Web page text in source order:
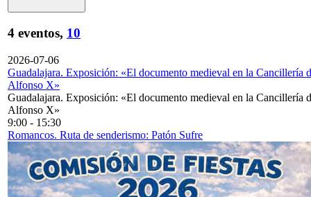
4 eventos, 10
2026-07-06
Guadalajara. Exposición: «El documento medieval en la Cancillería
Alfonso X»
Guadalajara. Exposición: «El documento medieval en la Cancillería
Alfonso X»
9:00 - 15:30
Romancos. Ruta de senderismo: Patón Sufre